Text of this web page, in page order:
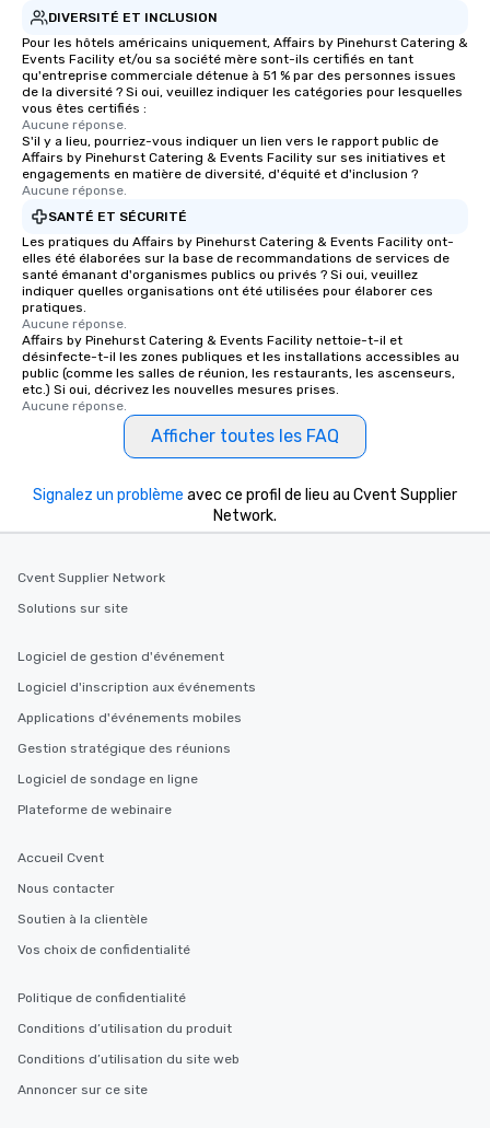
DIVERSITÉ ET INCLUSION
Pour les hôtels américains uniquement, Affairs by Pinehurst Catering &
Events Facility et/ou sa société mère sont-ils certifiés en tant
qu'entreprise commerciale détenue à 51 % par des personnes issues
de la diversité ? Si oui, veuillez indiquer les catégories pour lesquelles
vous êtes certifiés :
Aucune réponse.
S'il y a lieu, pourriez-vous indiquer un lien vers le rapport public de
Affairs by Pinehurst Catering & Events Facility sur ses initiatives et
engagements en matière de diversité, d'équité et d'inclusion ?
Aucune réponse.
SANTÉ ET SÉCURITÉ
Les pratiques du Affairs by Pinehurst Catering & Events Facility ont-
elles été élaborées sur la base de recommandations de services de
santé émanant d'organismes publics ou privés ? Si oui, veuillez
indiquer quelles organisations ont été utilisées pour élaborer ces
pratiques.
Aucune réponse.
Affairs by Pinehurst Catering & Events Facility nettoie-t-il et
désinfecte-t-il les zones publiques et les installations accessibles au
public (comme les salles de réunion, les restaurants, les ascenseurs,
etc.) Si oui, décrivez les nouvelles mesures prises.
Aucune réponse.
Afficher toutes les FAQ
Signalez un problème avec ce profil de lieu au Cvent Supplier
Network.
Cvent Supplier Network
Solutions sur site
Logiciel de gestion d'événement
Logiciel d'inscription aux événements
Applications d'événements mobiles
Gestion stratégique des réunions
Logiciel de sondage en ligne
Plateforme de webinaire
Accueil Cvent
Nous contacter
Soutien à la clientèle
Vos choix de confidentialité
Politique de confidentialité
Conditions d’utilisation du produit
Conditions d’utilisation du site web
Annoncer sur ce site